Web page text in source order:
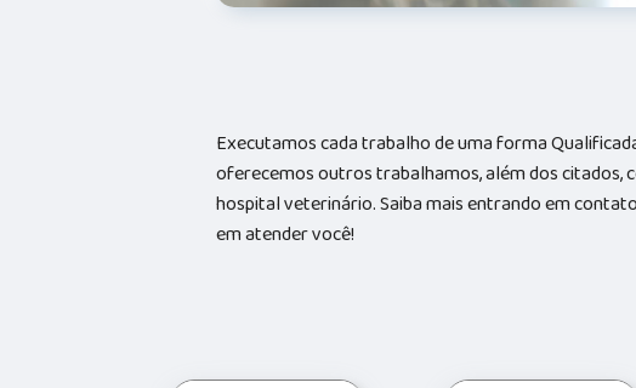
Executamos cada trabalho de uma forma
oferecemos outros trabalhamos, além dos citados,
hospital veterinário. Saiba mais entrando em
em atender você!